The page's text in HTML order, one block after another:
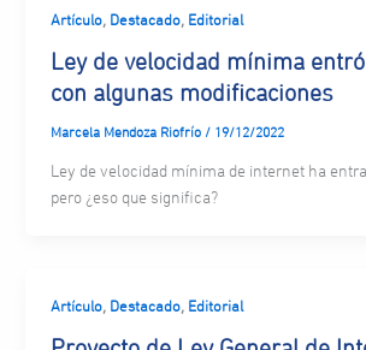
Artículo, Destacado, Editorial
Ley de velocidad mínima
con algunas modificaciones
Marcela Mendoza Riofrío / 19/12/2022
Ley de velocidad mínima de internet ha
pero ¿eso que significa?
Artículo, Destacado, Editorial